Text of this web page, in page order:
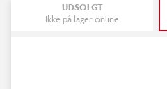
UDSOLGT
Ikke på lager online